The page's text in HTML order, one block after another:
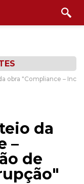
obra "Compliance –
da
–
de